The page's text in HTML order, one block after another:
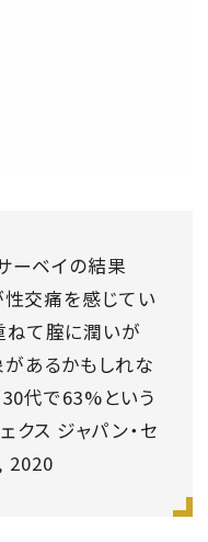
ーベイの結果
性交痛を感じてい
ねて腟に潤いが
あるかもしれな
代で63%という
クス ジャパン・セ
2020